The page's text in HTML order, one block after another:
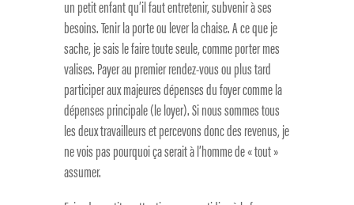
un petit enfant qu’il faut entretenir, subvenir à ses
besoins. Tenir la porte ou lever la chaise. A ce que je
sache, je sais le faire toute seule, comme porter mes
valises. Payer au premier rendez-vous ou plus tard
participer aux majeures dépenses du foyer comme la
dépenses principale (le loyer). Si nous sommes tous
les deux travailleurs et percevons donc des revenus, je
ne vois pas pourquoi ça serait à l’homme de « tout »
assumer.